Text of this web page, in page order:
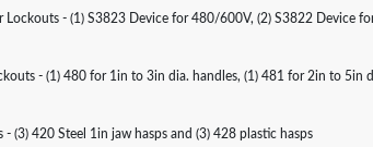
Lockouts - (1) S3823 Device for 480/600V, (2) S3822 Device
- (1) 480 for 1in to 3in dia. handles, (1) 481 for 2in to 5in
- (3) 420 Steel 1in jaw hasps and (3) 428 plastic hasps